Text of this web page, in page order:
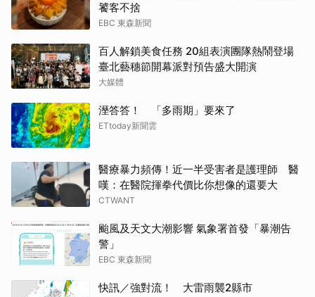
饕客不捨
EBC 東森新聞
百人解鎖美食任務 20組表演團隊熱鬧登場
臺北藝穗節開幕派對預告盛大開演
大媒體
溼答答！ 「多雨期」要來了
ETtoday新聞雲
醫療暴力頻傳！近一半受害者是護理師 醫
嘆：在醫院揮拳代價比你想像的還要大
CTWANT
颱風及天文大潮影響 氣象署首發「暴潮告
警」
EBC 東森新聞
快訊／強對流！ 大雷雨襲2縣市